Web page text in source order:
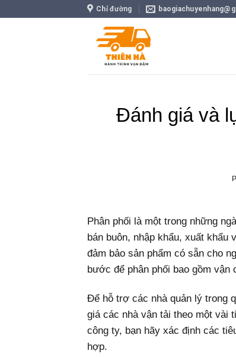
Chỉ đường
Đánh giá và
Phân phối là một trong những
bán buôn, nhập khẩu, xuất khẩu
đảm bảo sản phẩm có sẵn cho
bước để phân phối bao gồm vận
Để hỗ trợ các nhà quản lý trong
giá các nhà vận tải theo một vài
công ty, bạn hãy xác định các
hợp.